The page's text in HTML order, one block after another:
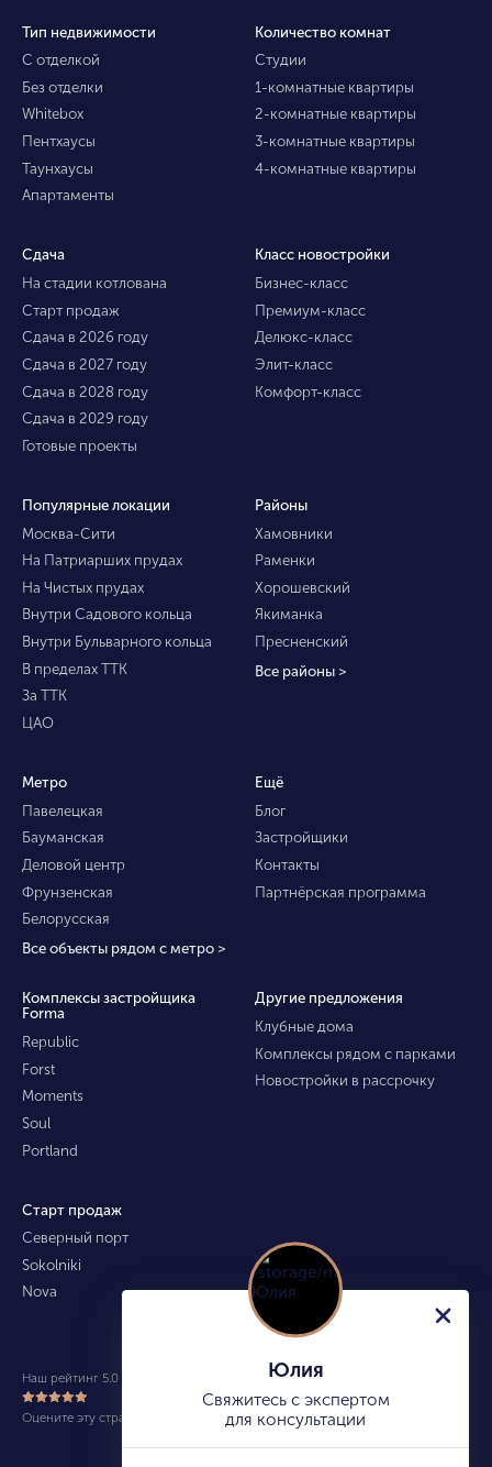
Тип недвижимости
С отделкой
Без отделки
Whitebox
Пентхаусы
Таунхаусы
Апартаменты
Количество комнат
Студии
1-комнатные квартиры
2-комнатные квартиры
3-комнатные квартиры
4-комнатные квартиры
Сдача
На стадии котлована
Старт продаж
Сдача в 2026 году
Сдача в 2027 году
Сдача в 2028 году
Сдача в 2029 году
Готовые проекты
Класс новостройки
Бизнес-класс
Премиум-класс
Делюкс-класс
Элит-класс
Комфорт-класс
Популярные локации
Москва-Сити
На Патриарших прудах
На Чистых прудах
Внутри Садового кольца
Внутри Бульварного кольца
В пределах ТТК
За ТТК
ЦАО
Районы
Хамовники
Раменки
Хорошевский
Якиманка
Пресненский
Все районы >
Метро
Павелецкая
Бауманская
Деловой центр
Фрунзенская
Белорусская
Все объекты рядом с метро >
Ещё
Блог
Застройщики
Контакты
Партнёрская программа
Комплексы застройщика
Forma
Republic
Forst
Moments
Soul
Portland
Другие предложения
Клубные дома
Комплексы рядом с парками
Новостройки в рассрочку
Старт продаж
Северный порт
Sokolniki
Nova
Наш рейтинг 5.0 из 5 (490)
Оцените эту страницу
Юлия
Свяжитесь с экспертом
для консультации